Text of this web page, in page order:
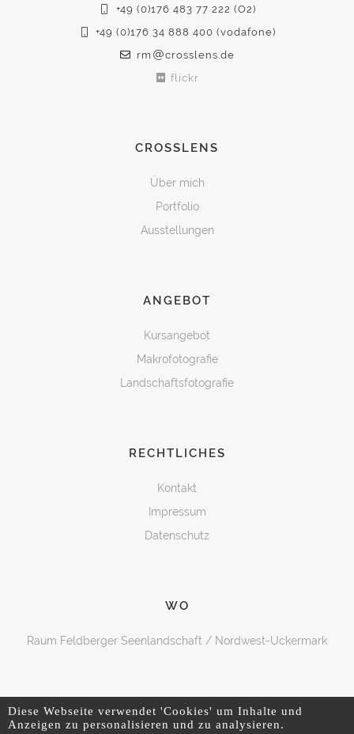
+49 (0)176 483 77 222 (O2)
+49 (0)176 34 888 400 (vodafone)
rm
crosslens.de
flickr
CROSSLENS
Über mich
Portfolio
Ausstellungen
ANGEBOT
Kursangebot
Makrofotografie
Landschaftsfotografie
RECHTLICHES
Kontakt
Impressum
Datenschutz
WO
Raum Feldberger Seenlandschaft / Nordwest-Uckermark
Diese Webseite verwendet 'Cookies' um Inhalte und
Anzeigen zu personalisieren und zu analysieren.